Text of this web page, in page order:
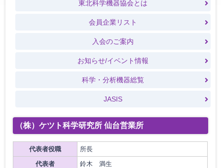
東北科学機器協会とは
会員企業リスト
入会のご案内
お知らせ/イベント情報
科学・分析機器総覧
JASIS
（株）ケツト科学研究所 仙台営業所
代表者役職
所長
代表者
鈴木 満生